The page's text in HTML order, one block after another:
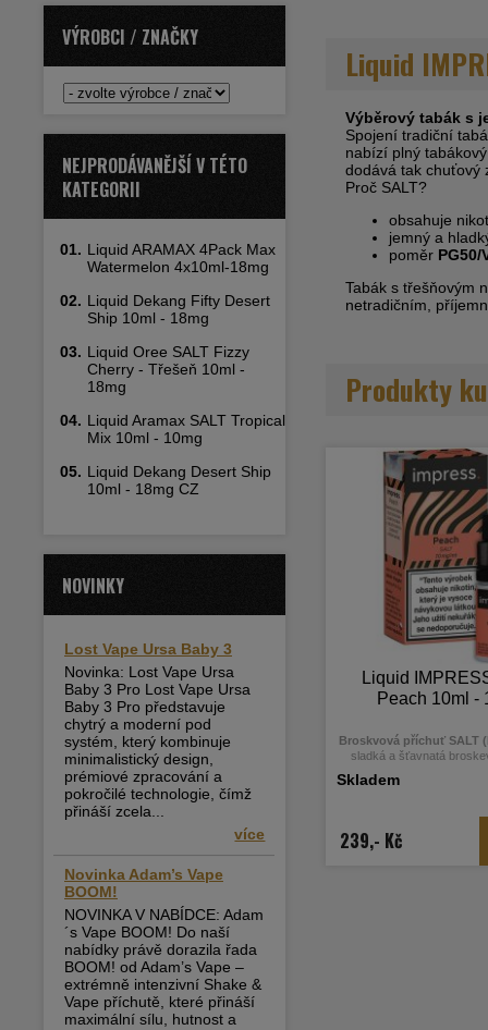
VÝROBCI / ZNAČKY
NEJPRODÁVANĚJŠÍ V TÉTO
KATEGORII
01. Liquid ARAMAX 4Pack Max
Watermelon 4x10ml-18mg
02. Liquid Dekang Fifty Desert
Ship 10ml - 18mg
03. Liquid Oree SALT Fizzy
Cherry - Třešeň 10ml -
18mg
04. Liquid Aramax SALT Tropical
Mix 10ml - 10mg
05. Liquid Dekang Desert Ship
10ml - 18mg CZ
NOVINKY
Lost Vape Ursa Baby 3
Novinka: Lost Vape Ursa
Baby 3 Pro Lost Vape Ursa
Baby 3 Pro představuje
chytrý a moderní pod
systém, který kombinuje
minimalistický design,
prémiové zpracování a
pokročilé technologie, čímž
přináší zcela...
více
Novinka Adam’s Vape
BOOM!
NOVINKA V NABÍDCE: Adam
´s Vape BOOM! Do naší
nabídky právě dorazila řada
BOOM! od Adam’s Vape –
extrémně intenzivní Shake &
Vape příchutě, které přináší
maximální sílu, hutnost a
Liquid
Výběrový tabák s
Spojení tradiční
nabízí plný
dodává tak chuťový
Proč SALT?
obsahuje
jemný a
poměr PG50/
Tabák s třešňovým
netradičním,
Produkty
Liquid
Peach 10ml -
Broskvová příchuť SALT
sladká a šťavnatá
rychlejší a hladší
Skladem
239,- Kč